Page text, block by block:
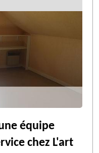
équipe
chez L'art